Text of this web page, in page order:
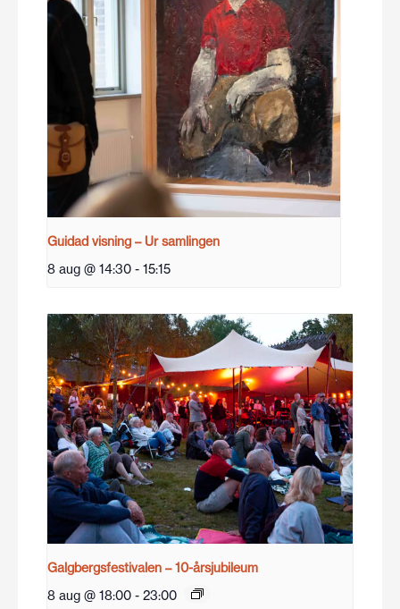
Guidad visning – Ur samlingen
8 aug @ 14:30 - 15:15
Galgbergsfestivalen – 10-årsjubileum
8 aug @ 18:00 - 23:00